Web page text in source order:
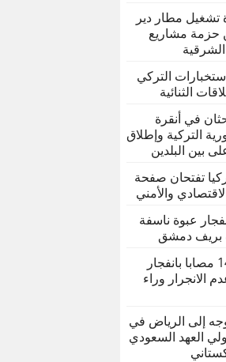
تشغيل مطار دير
حزمة مشاريع
التركي
الثنائية
في أنقرة
التركية وإطلاق
بين البلدين
تفتحان صفحة
والأمني
عبوة ناسفة
بريف دمشق
الداخلية السورية: 14 مصابا بانفجار
الانجرار وراء
إلى الرياض في
العهد السعودي